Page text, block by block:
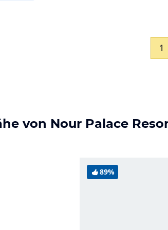
1
von Nour Palace
89%